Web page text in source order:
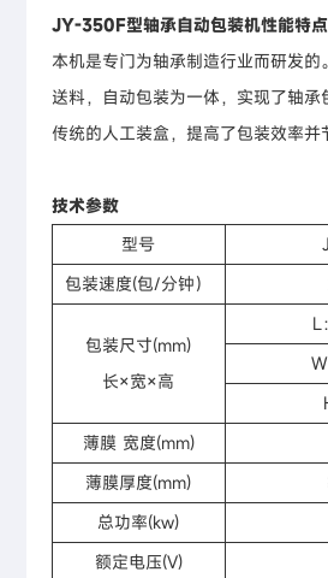
JY-350F型轴承自动包装机性能特点
本机是专门为轴承制造行业而研发的
送料，自动包装为一体，实现了轴
传统的人工装盒，提高了包装效率并
技术参数
型号
包装速度(包/分钟）
包装尺寸(mm)
长×宽×高
L
薄膜 宽度(mm)
薄膜厚度(mm)
总功率(kw)
额定电压(V)